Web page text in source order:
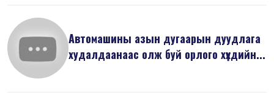
Автомашины азын дугаарын дуудлага
худалдаанаас олж буй орлого хүүхдийн...